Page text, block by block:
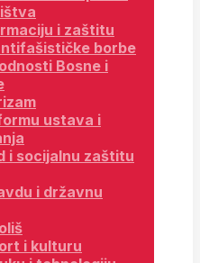
i zaštitu
borbe
Bosne i
ustava i
i socijalnu zaštitu
i državnu
i kulturu